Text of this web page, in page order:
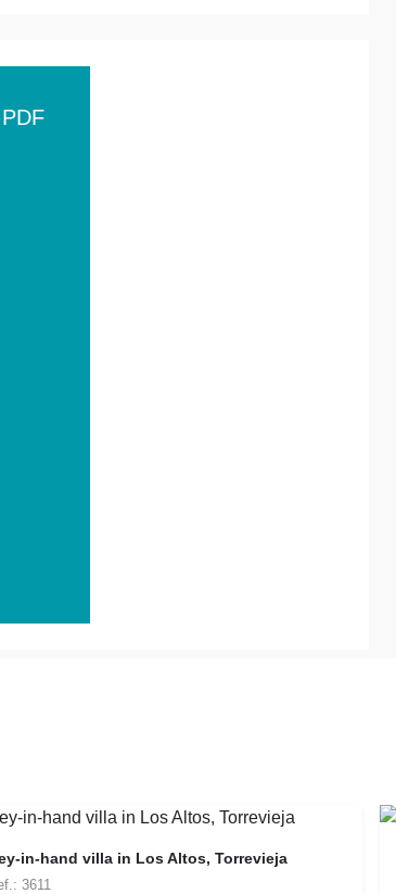
in-hand villa in Los Altos, Torrevieja
3611